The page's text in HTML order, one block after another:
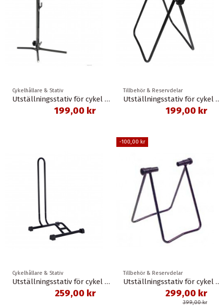
Cykelhållare & Stativ
Utställningsstativ för cykel oxc
199,00 kr
Tillbehör & Reservdelar
199,00 kr
Cykelhållare & Stativ
Utställningsstativ för cykel oxc
259,00 kr
-100,00 kr
Tillbehör & Reservdelar
299,00 kr
399,00 kr